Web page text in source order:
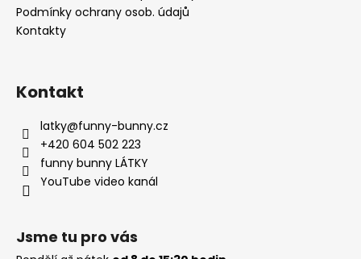
Podmínky ochrany osob. údajů
Kontakty
Kontakt
latky@funny-bunny.cz
+420 604 502 223
funny bunny LÁTKY
YouTube video kanál
Jsme tu pro vás